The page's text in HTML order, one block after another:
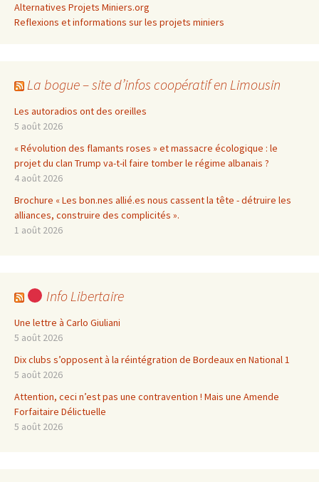
Alternatives Projets Miniers.org
Reflexions et informations sur les projets miniers
La bogue – site d’infos coopératif en Limousin
Les autoradios ont des oreilles
5 août 2026
« Révolution des flamants roses » et massacre écologique : le
projet du clan Trump va-t-il faire tomber le régime albanais ?
4 août 2026
Brochure « Les bon.nes allié.es nous cassent la tête - détruire les
alliances, construire des complicités ».
1 août 2026
Info Libertaire
Une lettre à Carlo Giuliani
5 août 2026
Dix clubs s’opposent à la réintégration de Bordeaux en National 1
5 août 2026
Attention, ceci n’est pas une contravention ! Mais une Amende
Forfaitaire Délictuelle
5 août 2026